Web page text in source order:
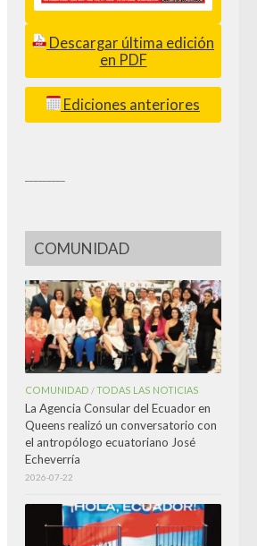
Descargar última edición
en PDF
Ediciones anteriores
COMUNIDAD
COMUNIDAD /TODAS LAS NOTICIAS
La Agencia Consular del Ecuador en
Queens realizó un conversatorio con
el antropólogo ecuatoriano José
Echeverría
2026-07-22